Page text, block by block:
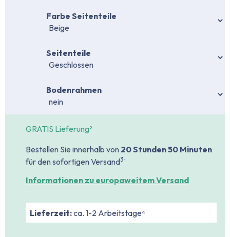
Farbe Seitenteile
Seitenteile
Bodenrahmenauswählen
GRATIS Lieferung²
Bestellen Sie innerhalb von 20 Stunden50 Minuten
für den sofortigen Versand3
Informationen zu europaweitem Versand
Lieferzeit:ca. 1-2 Arbeitstage⁴